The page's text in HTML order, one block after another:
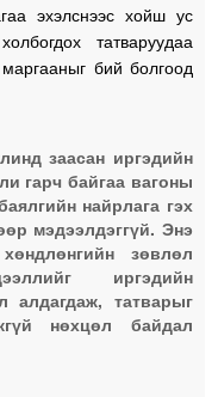
эхэлснээс хойш ус
татваруудаа
бий болгоод
заасан иргэдийн
гарч байгаа вагоны
найрлага гэх
мэдээлдэггүй. Энэ
зөвлөл
иргэдийн
алдагдаж, татварыг
нөхцөл байдал